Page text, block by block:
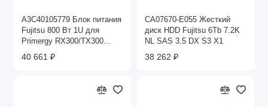
A3C40105779 Блок питания
Fujitsu 800 Вт 1U для
Primergy RX300/TX300
S5/S6
40 661 ₽
CA07670-E055 Жесткий
диск HDD Fujitsu 6Tb 7.2K
NL SAS 3.5 DX S3 X1
38 262 ₽